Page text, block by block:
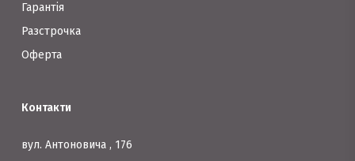
Гарантія
Разстрочка
Оферта
Контакти
вул. Антоновича , 176